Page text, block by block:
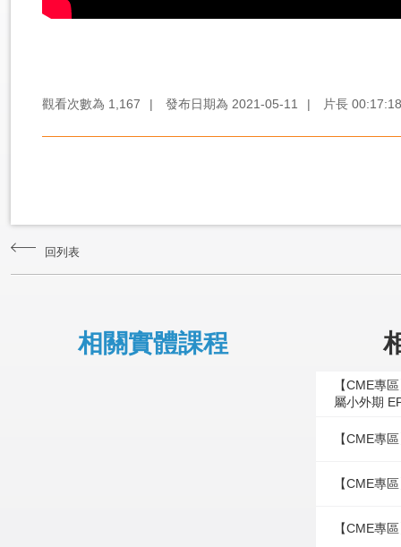
觀看次數為 1,167 | 發布日期為 2021-05-11 | 片長 00:17:18
回列表
相關實體課程
【CME專
屬小外期
【CME專
【CME專
【CME專